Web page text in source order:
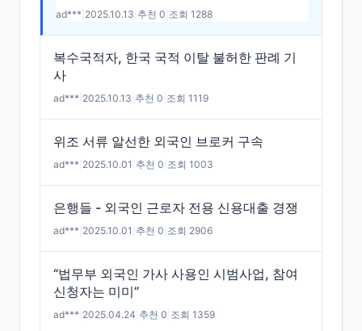
ad*** 2025.10.13 추천 0 조회 1288
복수국적자, 한국 국적 이탈 불허한 판례 기
사
ad*** 2025.10.13 추천 0 조회 1119
위조 서류 알선한 외국인 브로커 구속
ad*** 2025.10.01 추천 0 조회 1003
은행들 - 외국인 근로자 전용 신용대출 경쟁
ad*** 2025.10.01 추천 0 조회 2906
“법무부 외국인 가사 사용인 시범사업, 참여
신청자는 미미”
ad*** 2025.04.24 추천 0 조회 1359